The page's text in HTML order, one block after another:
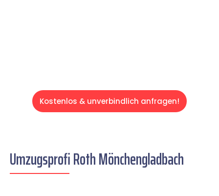
Kostenlos & unverbindlich anfragen!
Umzugsprofi Roth Mönchengladbach